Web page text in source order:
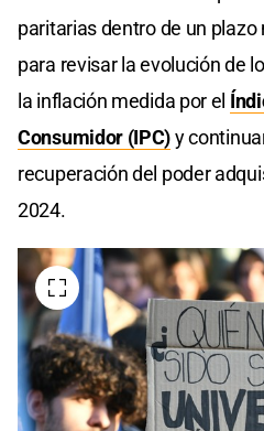
paritarias dentro de un
para revisar la evolución de
la inflación medida por el
Consumidor (IPC)y
recuperación del poder
2024.